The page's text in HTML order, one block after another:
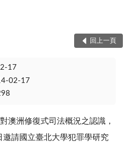
回上一頁
17
02-17
洲修復式司法概況之認識，
請國立臺北大學犯罪學研究